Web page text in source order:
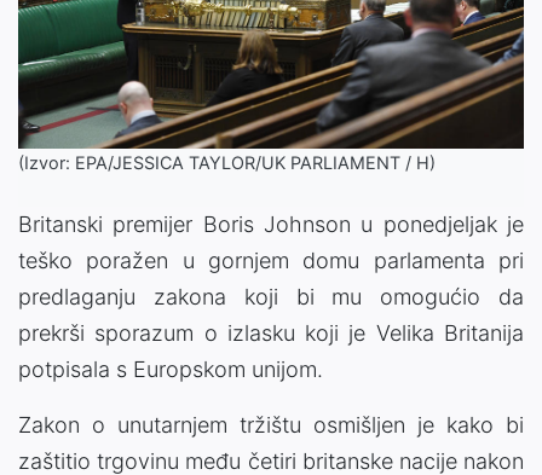
(Izvor: EPA/JESSICA TAYLOR/UK PARLIAMENT / H)
Britanski premijer Boris Johnson u ponedjeljak je
teško poražen u gornjem domu parlamenta pri
predlaganju zakona koji bi mu omogućio da
prekrši sporazum o izlasku koji je Velika Britanija
potpisala s Europskom unijom.
Zakon o unutarnjem tržištu osmišljen je kako bi
zaštitio trgovinu među četiri britanske nacije nakon